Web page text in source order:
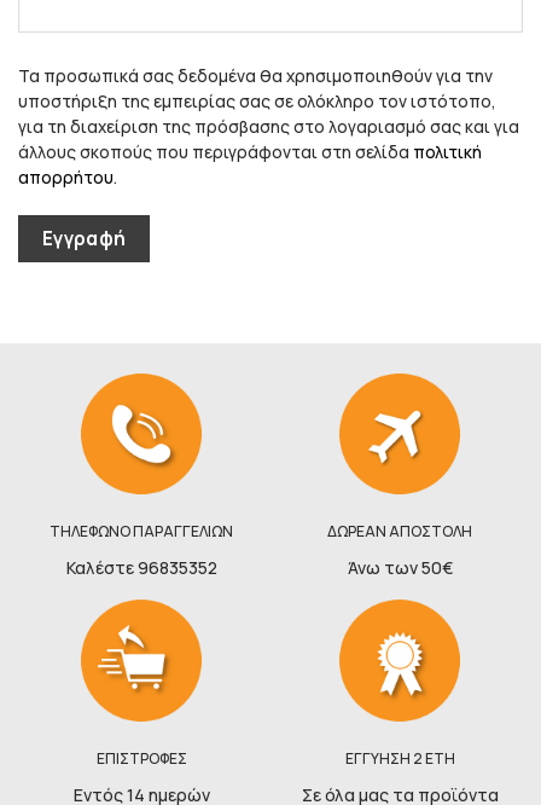
Τα προσωπικά σας δεδομένα θα χρησιμοποιηθούν για την
υποστήριξη της εμπειρίας σας σε ολόκληρο τον ιστότοπο,
για τη διαχείριση της πρόσβασης στο λογαριασμό σας και για
άλλους σκοπούς που περιγράφονται στη σελίδα πολιτική
απορρήτου.
Εγγραφή
ΤΗΛΕΦΩΝΟ ΠΑΡΑΓΓΕΛΙΩΝ
Καλέστε 96835352
ΔΩΡΕΑΝ ΑΠΟΣΤΟΛΗ
Άνω των 50€
ΕΠΙΣΤΡΟΦΕΣ
Εντός 14 ημερών
ΕΓΓΥΗΣΗ 2 ΕΤΗ
Σε όλα μας τα προϊόντα